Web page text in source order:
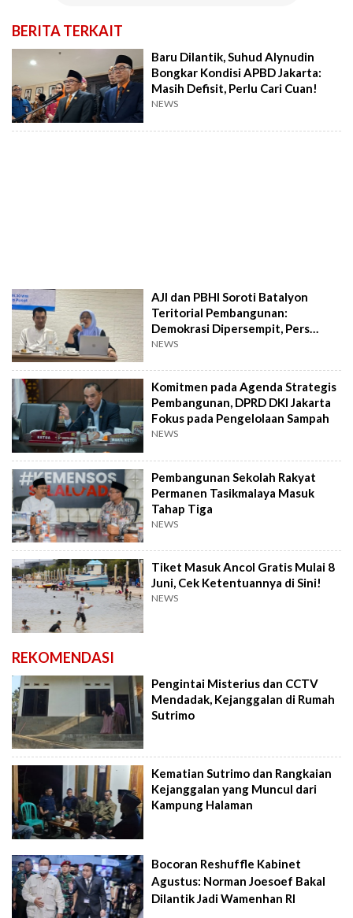
BERITA TERKAIT
Baru Dilantik, Suhud Alynudin
Bongkar Kondisi APBD Jakarta:
Masih Defisit, Perlu Cari Cuan!
NEWS
AJI dan PBHI Soroti Batalyon
Teritorial Pembangunan:
Demokrasi Dipersempit, Pers
Terancam Dibungkam
NEWS
Komitmen pada Agenda Strategis
Pembangunan, DPRD DKI Jakarta
Fokus pada Pengelolaan Sampah
NEWS
Pembangunan Sekolah Rakyat
Permanen Tasikmalaya Masuk
Tahap Tiga
NEWS
Tiket Masuk Ancol Gratis Mulai 8
Juni, Cek Ketentuannya di Sini!
NEWS
REKOMENDASI
Pengintai Misterius dan CCTV
Mendadak, Kejanggalan di Rumah
Sutrimo
Kematian Sutrimo dan Rangkaian
Kejanggalan yang Muncul dari
Kampung Halaman
Bocoran Reshuffle Kabinet
Agustus: Norman Joesoef Bakal
Dilantik Jadi Wamenhan RI